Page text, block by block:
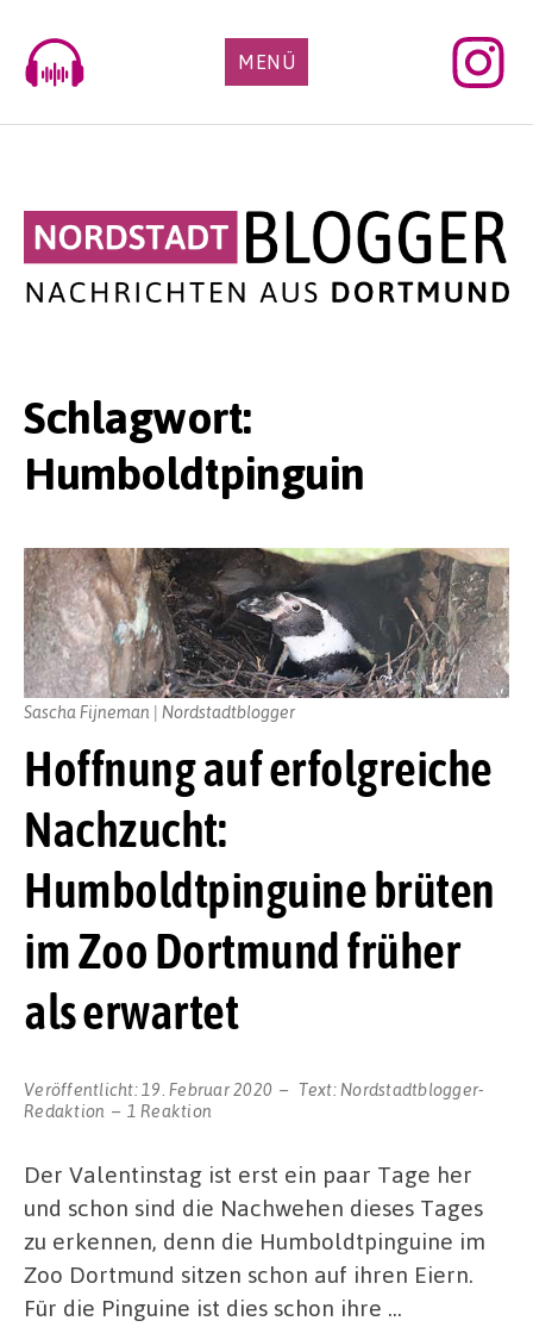
content
MENÜ
Schlagwort:
Humboldtpinguin
Hoffnung auf erfolgreiche
Nachzucht:
Humboldtpinguine brüten
im Zoo Dortmund früher
als erwartet
Veröffentlicht: 19. Februar 2020 Text: Nordstadtblogger-
Redaktion
1 Reaktion
Sascha Fijneman | Nordstadtblogger
Der Valentinstag ist erst ein paar Tage her
und schon sind die Nachwehen dieses Tages
zu erkennen, denn die Humboldtpinguine im
Zoo Dortmund sitzen schon auf ihren Eiern.
Für die Pinguine ist dies schon ihre …